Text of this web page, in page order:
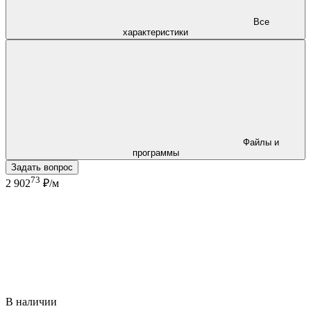
характеристики
программы
Задать вопрос
2 90273 ₽/м
В наличии